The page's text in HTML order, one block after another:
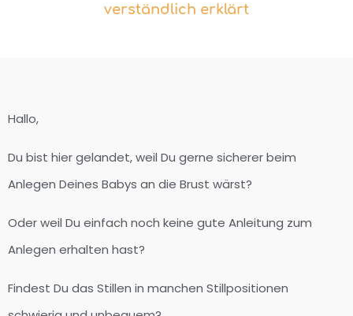
verständlich erklärt
Hallo,
Du bist hier gelandet, weil Du gerne sicherer beim
Anlegen Deines Babys an die Brust wärst?
Oder weil Du einfach noch keine gute Anleitung zum
Anlegen erhalten hast?
Findest Du das Stillen in manchen Stillpositionen